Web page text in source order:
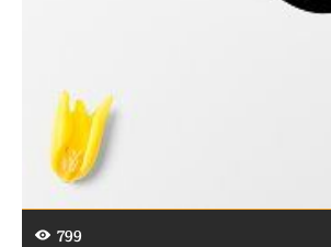
799